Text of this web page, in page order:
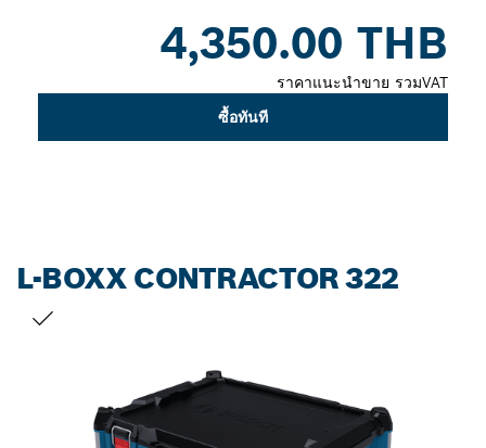
4,350.00 THB
ราคาแนะนำขาย รวมVAT
ซื้อทันที
L-BOXX CONTRACTOR 322